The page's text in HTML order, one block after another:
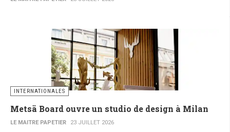
INTERNATIONALES
Metsä Board ouvre un studio de design à Milan
LE MAITRE PAPETIER 23 JUILLET 2026